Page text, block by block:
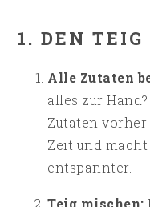
1. DEN
Alle Zutaten
alles zur
Zutaten vorher
Zeit und
entspannter.
Teig mischen: